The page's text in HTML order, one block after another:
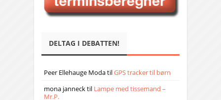
DELTAG I DEBATTEN!
Peer Ellehauge ModatilGPS tracker til børn
mona jannecktil Lampe med tissemand –
Mr.P.